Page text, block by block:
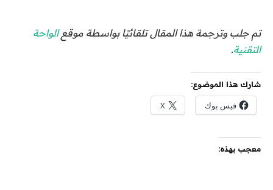
تم جلب وترجمة هذا المقال تلقائيًا بواسطة موقعالواحة
التقنية.
شارك هذا الموضوع:
فيس بوك X
معجب بهذه: